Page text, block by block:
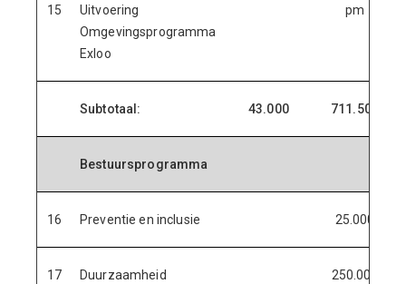
15
Uitvoering
Omgevingsprogramma
Exloo
pm
Subtotaal: 43.000 711.500
Bestuursprogramma
16 Preventie en inclusie 25.000
17 Duurzaamheid 250.000